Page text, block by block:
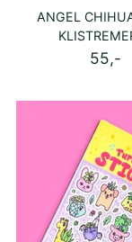
ANGEL
55,-